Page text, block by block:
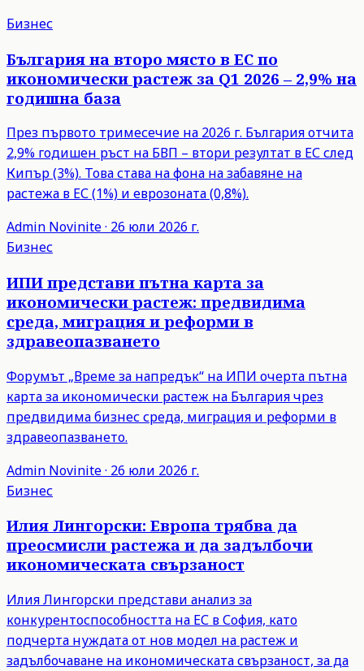
Бизнес
България на второ място в ЕС по
икономически растеж за Q1 2026 – 2,9% на
годишна база
През първото тримесечие на 2026 г. България отчита
2,9% годишен ръст на БВП – втори резултат в ЕС след
Кипър (3%). Това става на фона на забавяне на
растежа в ЕС (1%) и еврозоната (0,8%).
Admin Novinite· 26 юли 2026 г.
Бизнес
ИПИ представи пътна карта за
икономически растеж: предвидима
среда, миграция и реформи в
здравеопазването
Форумът „Време за напредък“ на ИПИ очерта пътна
карта за икономически растеж на България чрез
предвидима бизнес среда, миграция и реформи в
здравеопазването.
Admin Novinite· 26 юли 2026 г.
Бизнес
Илия Лингорски: Европа трябва да
преосмисли растежа и да задълбочи
икономическата свързаност
Илия Лингорски представи анализ за
конкурентоспособността на ЕС в София, като
подчерта нуждата от нов модел на растеж и
задълбочаване на икономическата свързаност, за да